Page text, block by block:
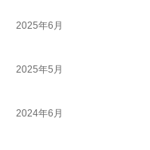
2025年6月
2025年5月
2024年6月